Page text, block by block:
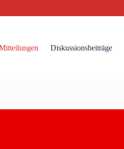
Diskussionsbeiträge